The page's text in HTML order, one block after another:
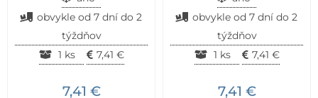
obvykle od 7 dní do 2
týždňov
1 ks
7,41 €
7,41 €
obvykle od 7 dní do 2
týždňov
1 ks
7,41 €
7,41 €